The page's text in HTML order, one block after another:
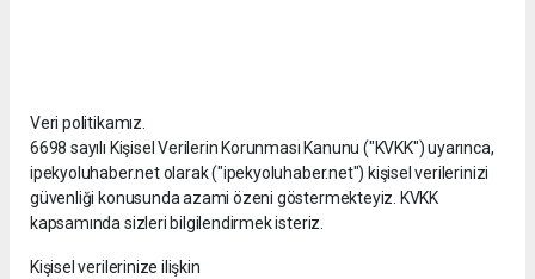
Veri politikamız.
6698 sayılı Kişisel Verilerin Korunması Kanunu ("KVKK") uyarınca,
ipekyoluhaber.net olarak ("ipekyoluhaber.net") kişisel verilerinizi
güvenliği konusunda azami özeni göstermekteyiz. KVKK
kapsamında sizleri bilgilendirmek isteriz.
Kişisel verilerinize ilişkin